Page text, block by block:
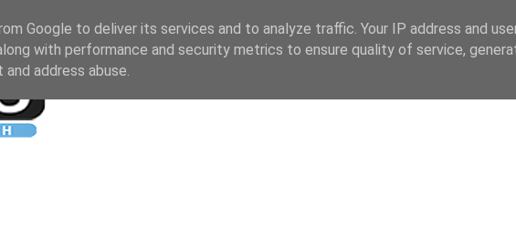
Google to deliver its services and to analyze traffic. Your IP address and
with performance and security metrics to ensure quality of service,
address abuse.